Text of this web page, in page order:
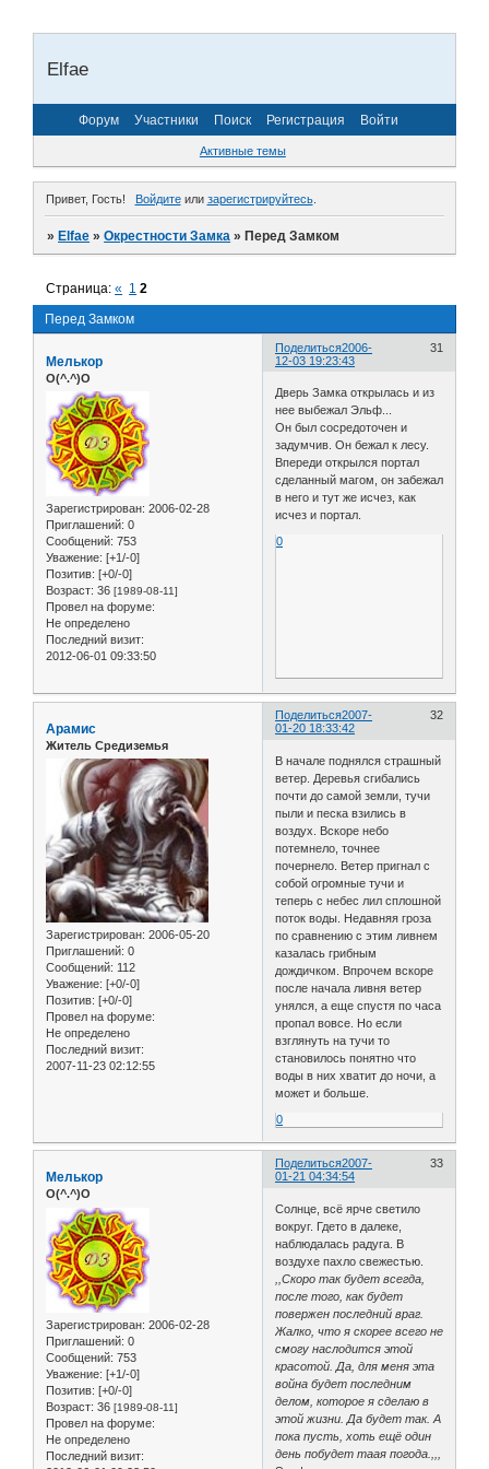
Elfae
Форум Участники Поиск Регистрация Войти
Активные темы
Привет, Гость! Войдитеили зарегистрируйтесь.
»Elfae »Окрестности Замка »Перед Замком
Перед Замком
Страница:« 1 2
Поделиться 31
2006-
12-03 19:23:43
Мелькор
O(^.^)O
Зарегистрирован: 2006-02-28
Приглашений: 0
Сообщений: 753
Уважение: [+1/-0]
Позитив: [+0/-0]
Возраст: 36 [1989-08-11]
Провел на форуме:
Не определено
Последний визит:
2012-06-01 09:33:50
Дверь Замка открылась и из
нее выбежал Эльф...
Он был сосредоточен и
задумчив. Он бежал к лесу.
Впереди открылся портал
сделанный магом, он забежал
в него и тут же исчез, как
исчез и портал.
0
Поделиться 32
2007-
01-20 18:33:42
Арамис
Житель Средиземья
Зарегистрирован: 2006-05-20
Приглашений: 0
Сообщений: 112
Уважение: [+0/-0]
Позитив: [+0/-0]
Провел на форуме:
Не определено
Последний визит:
2007-11-23 02:12:55
В начале поднялся страшный
ветер. Деревья сгибались
почти до самой земли, тучи
пыли и песка взились в
воздух. Вскоре небо
потемнело, точнее
почернело. Ветер пригнал с
собой огромные тучи и
теперь с небес лил сплошной
поток воды. Недавняя гроза
по сравнению с этим ливнем
казалась грибным
дождичком. Впрочем вскоре
после начала ливня ветер
унялся, а еще спустя по часа
пропал вовсе. Но если
взглянуть на тучи то
становилось понятно что
воды в них хватит до ночи, а
может и больше.
0
Поделиться 33
2007-
01-21 04:34:54
Мелькор
O(^.^)O
Зарегистрирован: 2006-02-28
Приглашений: 0
Сообщений: 753
Уважение: [+1/-0]
Позитив: [+0/-0]
Возраст: 36 [1989-08-11]
Провел на форуме:
Не определено
Последний визит:
Солнце, всё ярче светило
вокруг. Гдето в далеке,
наблюдалась радуга. В
воздухе пахло свежестью.
,,Скоро так будет всегда,
после того, как будет
повержен последний враг.
Жалко, что я скорее всего не
смогу наслодится этой
красотой. Да, для меня эта
война будет последним
делом, которое я сделаю в
этой жизни. Да будет так. А
пока пусть, хоть ещё один
день побудет таая погода.,,,